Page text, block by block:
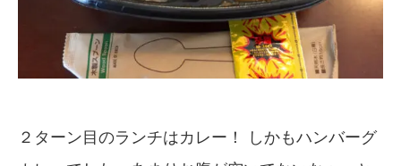
２ターン目のランチはカレー！ しかもハンバーグ